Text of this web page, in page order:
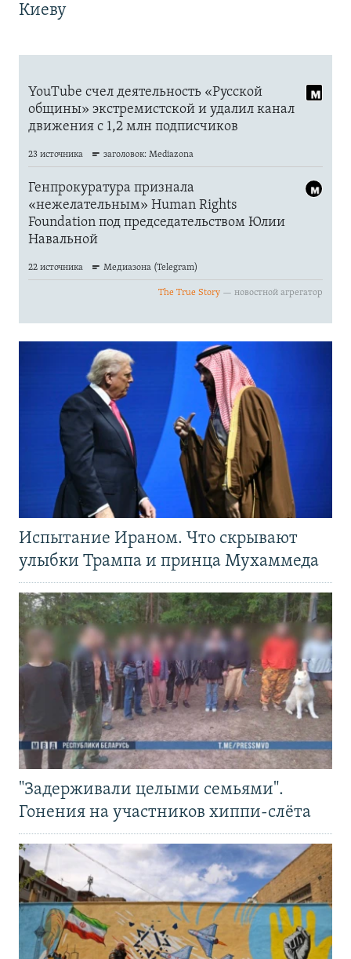
Киеву
Испытание Ираном. Что скрывают
улыбки Трампа и принца Мухаммеда
"Задерживали целыми семьями".
Гонения на участников хиппи-слёта